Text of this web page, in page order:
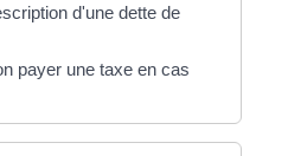
d'une dette de
payer une taxe en cas